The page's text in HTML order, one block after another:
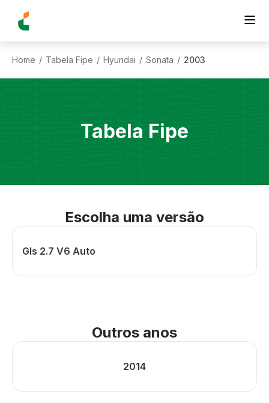
Home / Tabela Fipe / Hyundai / Sonata / 2003
Tabela Fipe
Escolha uma versão
Gls 2.7 V6 Auto
Outros anos
2014